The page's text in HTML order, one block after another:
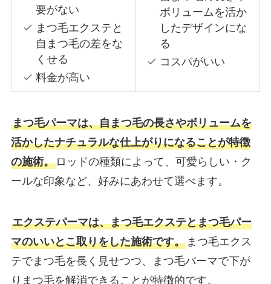
要がない
まつ毛エクステと
自まつ毛の差をな
くせる
料金が高い
ボリュームを活か
したデザインにな
る
コスパがいい
まつ毛パーマは、自まつ毛の長さやボリュームを
活かしたナチュラルな仕上がりになることが特徴
の施術。ロッドの種類によって、可愛らしい・ク
ールな印象など、好みにあわせて選べます。
エクステパーマは、まつ毛エクステとまつ毛パー
マのいいとこ取りをした施術です。まつ毛エクス
テでまつ毛を長く見せつつ、まつ毛パーマで下が
りまつ毛を解消できることが特徴的です。